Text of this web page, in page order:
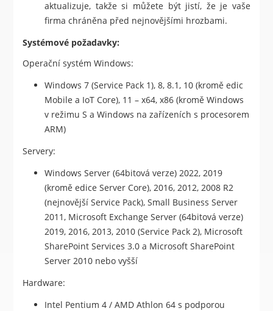
aktualizuje, takže si můžete být jistí, že je vaše
firma chráněna před nejnovějšími hrozbami.
Systémové požadavky:
Operační systém Windows:
Windows 7 (Service Pack 1), 8, 8.1, 10 (kromě edic
Mobile a IoT Core), 11 – x64, x86 (kromě Windows
v režimu S a Windows na zařízeních s procesorem
ARM)
Servery:
Windows Server (64bitová verze) 2022, 2019
(kromě edice Server Core), 2016, 2012, 2008 R2
(nejnovější Service Pack), Small Business Server
2011, Microsoft Exchange Server (64bitová verze)
2019, 2016, 2013, 2010 (Service Pack 2), Microsoft
SharePoint Services 3.0 a Microsoft SharePoint
Server 2010 nebo vyšší
Hardware:
Intel Pentium 4 / AMD Athlon 64 s podporou